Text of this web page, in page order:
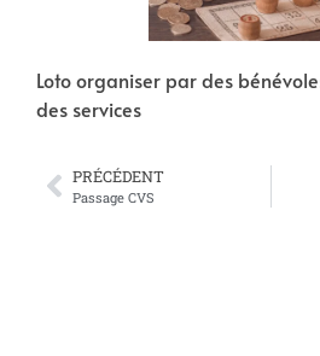
Loto organiser par des
des services
PRÉCÉDENT
Passage CVS